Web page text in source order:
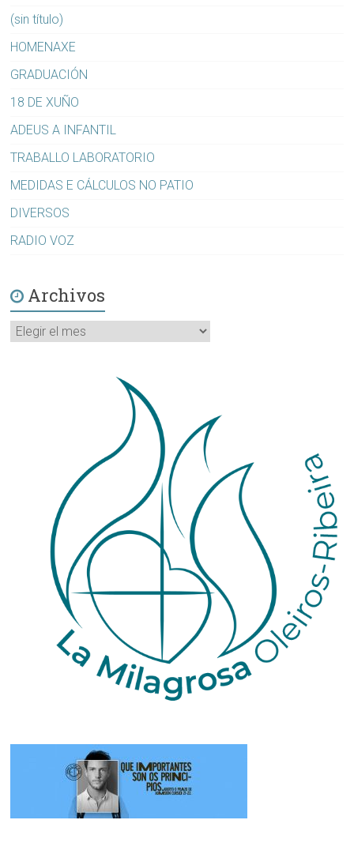
(sin título)
HOMENAXE
GRADUACIÓN
18 DE XUÑO
ADEUS A INFANTIL
TRABALLO LABORATORIO
MEDIDAS E CÁLCULOS NO PATIO
DIVERSOS
RADIO VOZ
Archivos
Archivos